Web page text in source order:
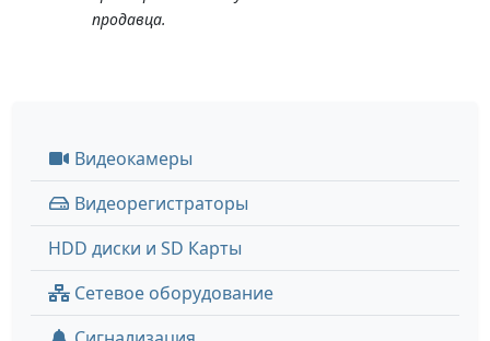
продавца.
Видеокамеры
Видеорегистраторы
HDD диски и SD Карты
Сетевое оборудование